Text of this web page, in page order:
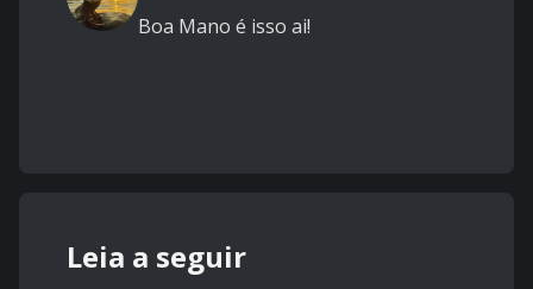
Boa Mano é isso ai!
Leia a seguir